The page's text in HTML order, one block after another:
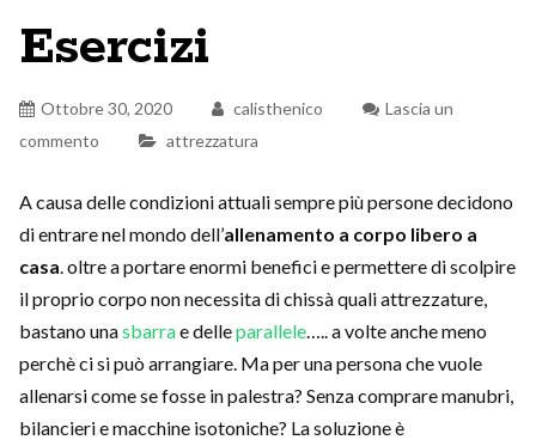
Esercizi
Ottobre 30, 2020 calisthenico
Lascia un
commento
attrezzatura
A causa delle condizioni attuali sempre più persone decidono
di entrare nel mondo dell’allenamento a corpo libero a
casa. oltre a portare enormi benefici e permettere di scolpire
il proprio corpo non necessita di chissà quali attrezzature,
bastano unasbarrae delleparallele….. a volte anche meno
perchè ci si può arrangiare. Ma per una persona che vuole
allenarsi come se fosse in palestra? Senza comprare manubri,
bilancieri e macchine isotoniche? La soluzione è